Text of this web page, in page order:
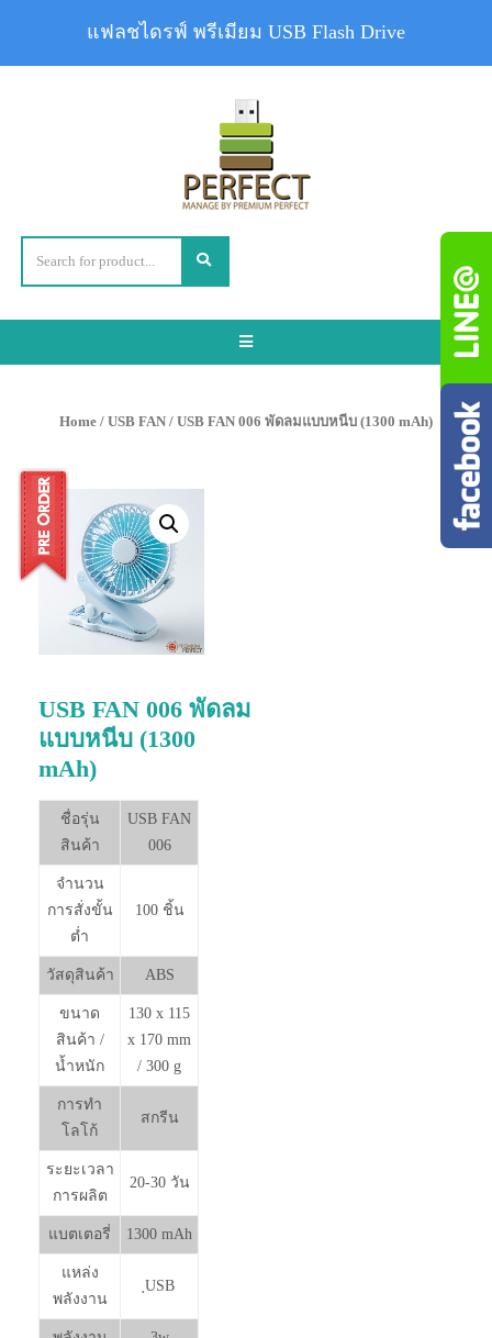
Toggle
Home / USB FAN / USB FAN 006 พัดลมแบบหนีบ (1300 mAh)
USB FAN 006 พัดลม
แบบหนีบ (1300
mAh)
ชื่อรุ่น
สินค้า
USB FAN
006
จำนวน
การสั่งขั้น
ต่ำ
100 ชิ้น
วัสดุสินค้า ABS
ขนาด
สินค้า /
น้ำหนัก
130 x 115
x 170 mm
/ 300 g
การทำ
โลโก้
สกรีน
ระยะเวลา
การผลิต
20-30 วัน
แบตเตอรี่ 1300 mAh
แหล่ง
พลังงาน
ฺUSB
แฟลชไดรฟ์ พรีเมียม USB Flash Drive